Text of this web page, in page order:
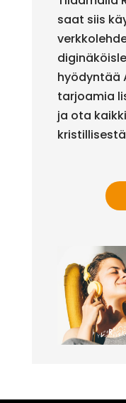
saat siis
hyödyntää
tarjoamia
ja ota